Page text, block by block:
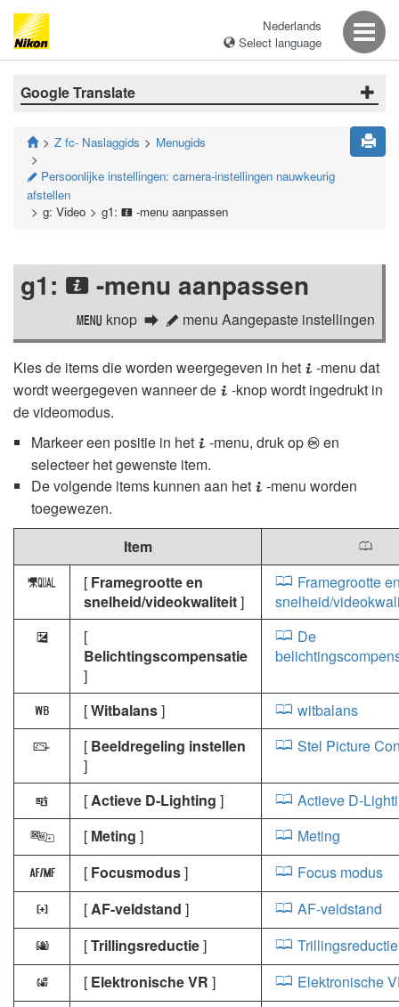
Nederlands
Select language
Google Translate
Z fc- Naslaggids Menugids
A Persoonlijke instellingen: camera-instellingen nauwkeurig
afstellen
g: Video
g1: i -menu aanpassen
g1: i -menu aanpassen
G knop A menu Aangepaste instellingen
Kies de items die worden weergegeven in het i -menu dat
wordt weergegeven wanneer de i -knop wordt ingedrukt in
de videomodus.
Markeer een positie in het i -menu, druk op J en
selecteer het gewenste item.
De volgende items kunnen aan het i -menu worden
toegewezen.
Item
0
G [ Framegrootte en
snelheid/videokwaliteit]
Framegrootte
snelheid/
E
[
Belichtingscompensatie
]
De
m [Witbalans] witbalans
h [ Beeldregeling instellen
]
Stel Picture
y [Actieve D-Lighting ] Actieve D-
w [ Meting ] Meting
s [ Focusmodus] Focus modus
t [AF-veldstand ] AF-veldstand
u [Trillingsreductie] Trillingsreductie
4 [ Elektronische VR ] Elektronische